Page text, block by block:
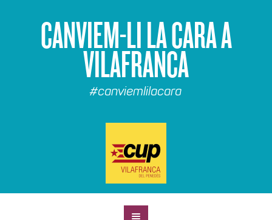
CANVIEM-LI LA CARA A
VILAFRANCA
#canviemlilacara